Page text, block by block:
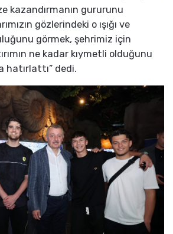
kazandırmanın gururunu
gözlerindeki o ışığı ve
görmek, şehrimiz için
ne kadar kıymetli olduğunu
hatırlattı” dedi.